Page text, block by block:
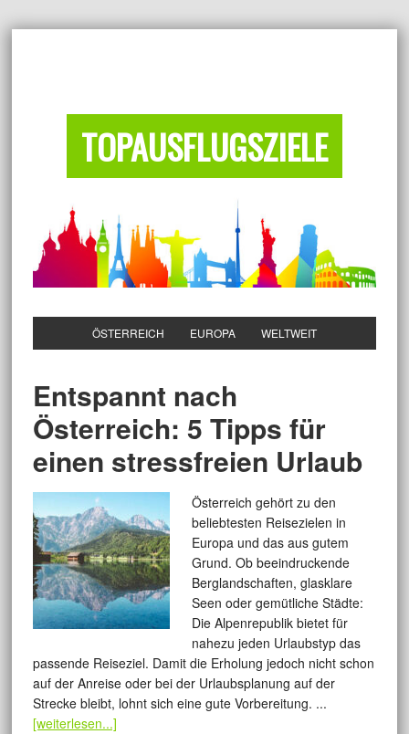
TOPAUSFLUGSZIELE
ÖSTERREICH EUROPA WELTWEIT
Entspannt nach
Österreich: 5 Tipps für
einen stressfreien Urlaub
Österreich gehört zu den
beliebtesten Reisezielen in
Europa und das aus gutem
Grund. Ob beeindruckende
Berglandschaften, glasklare
Seen oder gemütliche Städte:
Die Alpenrepublik bietet für
nahezu jeden Urlaubstyp das
passende Reiseziel. Damit die Erholung jedoch nicht schon
auf der Anreise oder bei der Urlaubsplanung auf der
Strecke bleibt, lohnt sich eine gute Vorbereitung. ...
[weiterlesen...]